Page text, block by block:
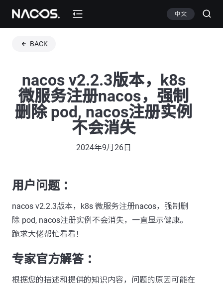
中文
BACK
nacos v2.2.3版本，k8s
微服务注册nacos，强制
删除 pod, nacos注册实例
不会消失
2024年9月26日
用户问题 ：
nacos v2.2.3版本，k8s 微服务注册nacos，强制删
除 pod, nacos注册实例不会消失，一直显示健康。
跪求大佬帮忙看看！
专家官方解答 ：
根据您的描述和提供的知识内容，问题的原因可能在